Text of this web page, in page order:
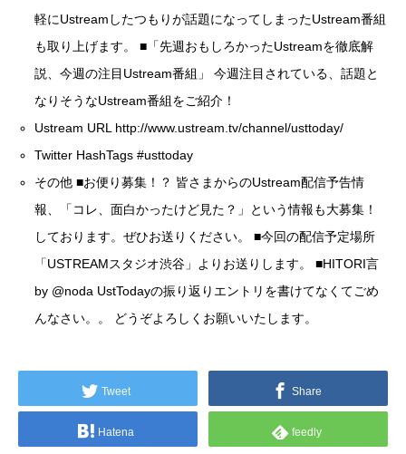
軽にUstreamしたつもりが話題になってしまったUstream番組
も取り上げます。 ■「先週おもしろかったUstreamを徹底解
説、今週の注目Ustream番組」 今週注目されている、話題と
なりそうなUstream番組をご紹介！
Ustream URL http://www.ustream.tv/channel/usttoday/
Twitter HashTags#usttoday
その他 ■お便り募集！？ 皆さまからのUstream配信予告情
報、「コレ、面白かったけど見た？」という情報も大募集！
しております。ぜひお送りください。 ■今回の配信予定場所
「USTREAMスタジオ渋谷」よりお送りします。 ■HITORI言
by @noda UstTodayの振り返りエントリを書けてなくてごめ
んなさい。。 どうぞよろしくお願いいたします。
Tweet Share
Hatena feedly